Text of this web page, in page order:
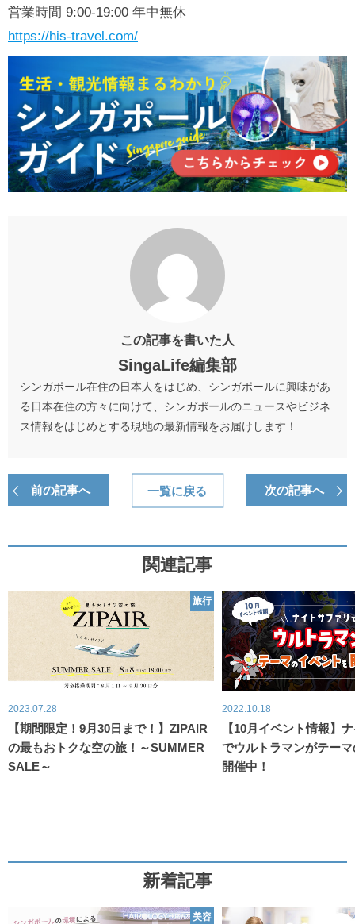
営業時間 9:00-19:00 年中無休
https://his-travel.com/
この記事を書いた人
SingaLife編集部
シンガポール在住の日本人をはじめ、シンガポールに興味があ
る日本在住の方々に向けて、シンガポールのニュースやビジネ
ス情報をはじめとする現地の最新情報をお届けします！
前の記事へ 次の記事へ
一覧に戻る
関連記事
旅行
2023.07.28
【期間限定！9月30日まで！】ZIPAIR
の最もおトクな空の旅！～SUMMER
SALE～
2022.10.18
【10月イベント情報】
でウルトラマンがテー
開催中！
新着記事
美容